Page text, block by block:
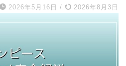
2026年5月16日 / 2026年8月3日